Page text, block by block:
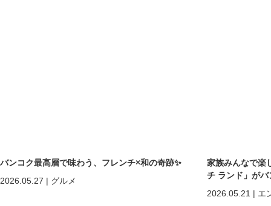
バンコク最高層で味わう、フレンチ×和の奇跡✨
2026.05.27 | グルメ
家族みんなで楽
チ ランド」が
2026.05.21 | エ